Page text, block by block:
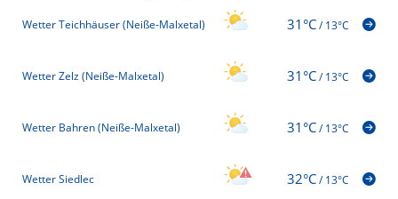
Wetter Teichhäuser (Neiße-Malxetal) 31°C/13°C
Wetter Zelz (Neiße-Malxetal) 31°C/13°C
Wetter Bahren (Neiße-Malxetal) 31°C/13°C
Wetter Siedlec 32°C/13°C